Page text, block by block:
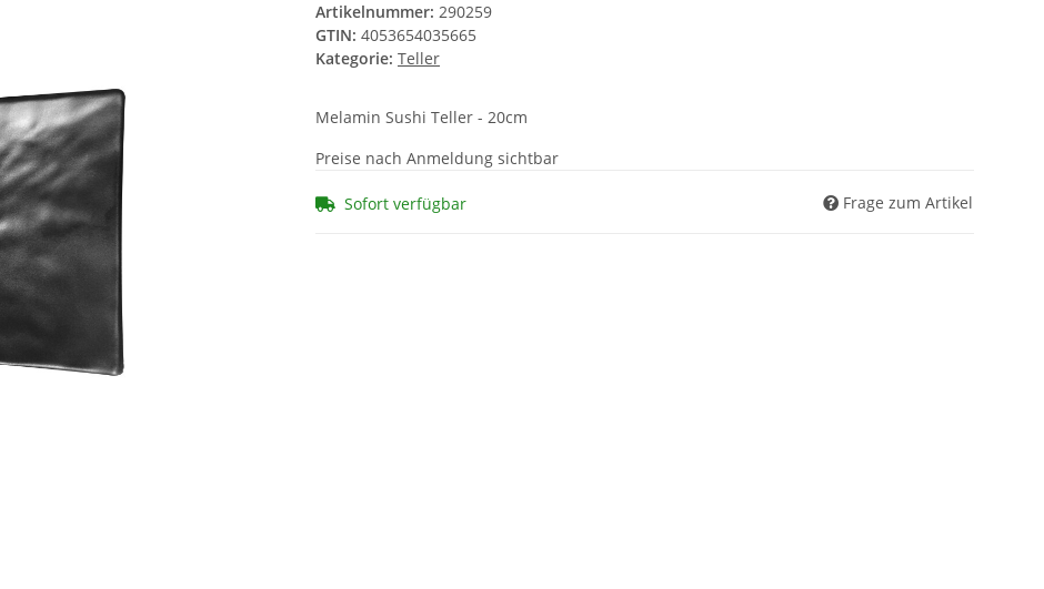
Artikelnummer: 290259
GTIN: 4053654035665
Kategorie: Teller
Melamin Sushi Teller - 20cm
Preise nach Anmeldung sichtbar
Sofort verfügbar Frage zum Artikel